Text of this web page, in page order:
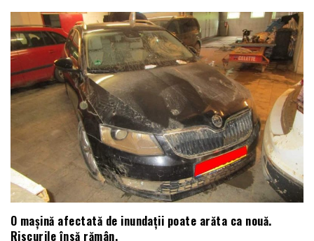
O mașină afectată de inundații poate arăta ca nouă.
Riscurile însă rămân.